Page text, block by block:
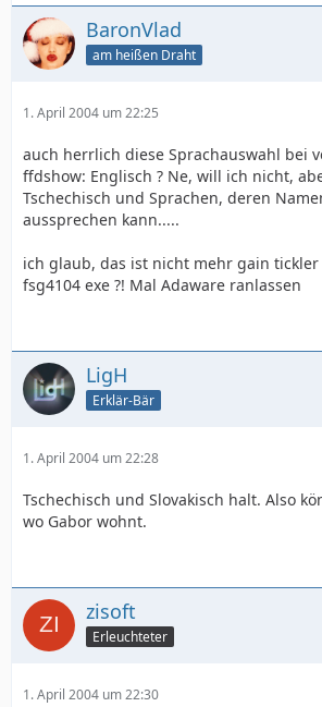
BaronVlad
am heißen Draht
1. April 2004 um 22:25
auch herrlich diese Sprachauswahl bei
ffdshow: Englisch ? Ne, will ich nicht,
Tschechisch und Sprachen, deren
aussprechen kann.....
ich glaub, das ist nicht mehr gain
fsg4104 exe ?! Mal Adaware ranlassen
LigH
Erklär-Bär
1. April 2004 um 22:28
Tschechisch und Slovakisch halt. Also
wo Gabor wohnt.
zisoft
Erleuchteter
1. April 2004 um 22:30